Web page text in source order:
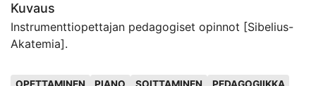
pienelle lapselle siten, että se on lapsen kannalta
mielekästä? Miten mielikuvitus, leikki ja luovuus
näkyvät pianotunneilla? Millaisia näkemyksiä
tarpeellisuudesta alkeisoppilaan kohdalla?
Kuvaus
Instrumenttiopettajan pedagogiset opinnot [Sibelius-
Akatemia].
OPETTAMINEN PIANO SOITTAMINEN
PEDAGOGIIKKA